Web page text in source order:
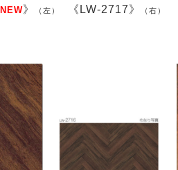
NEW》 （左） 《LW-2717》 （右）